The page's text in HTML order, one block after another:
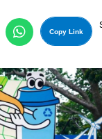
Copy Link